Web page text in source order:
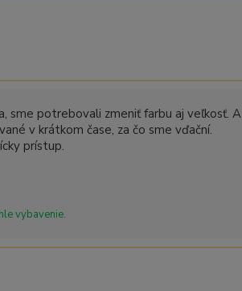
sme potrebovali zmeniť farbu aj veľkosť. A
v krátkom čase, za čo sme vďační.
prístup.
vybavenie.